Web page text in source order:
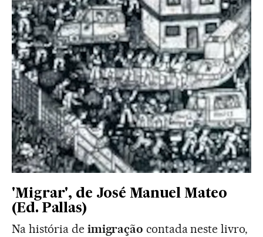
'Migrar', de José Manuel Mateo
(Ed. Pallas)
Na história de imigração contada neste livro,